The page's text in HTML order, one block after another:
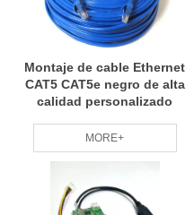
Montaje de cable Ethernet
CAT5 CAT5e negro de alta
calidad personalizado
MORE+